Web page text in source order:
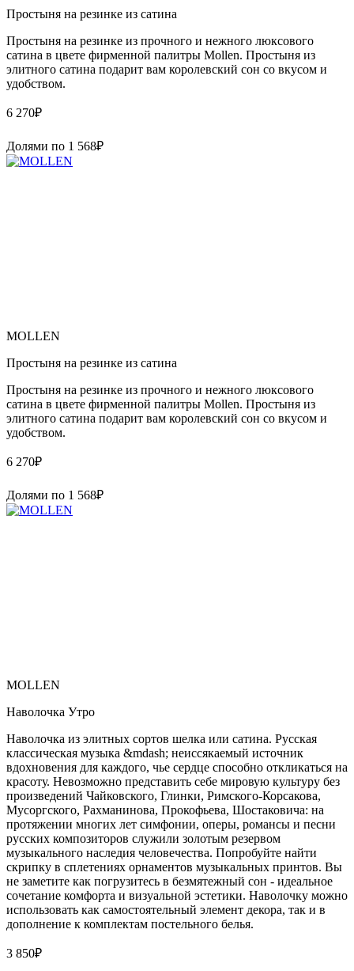
Простыня на резинке из сатина
Простыня на резинке из прочного и нежного люксового
сатина в цвете фирменной палитры Mollen. Простыня из
элитного сатина подарит вам королевский сон со вкусом и
удобством.
6 270₽
Долями по 1 568₽
MOLLEN
Простыня на резинке из сатина
Простыня на резинке из прочного и нежного люксового
сатина в цвете фирменной палитры Mollen. Простыня из
элитного сатина подарит вам королевский сон со вкусом и
удобством.
6 270₽
Долями по 1 568₽
MOLLEN
Наволочка Утро
Наволочка из элитных сортов шелка или сатина. Русская
классическая музыка &mdash; неиссякаемый источник
вдохновения для каждого, чье сердце способно откликаться на
красоту. Невозможно представить себе мировую культуру без
произведений Чайковского, Глинки, Римского-Корсакова,
Мусоргского, Рахманинова, Прокофьева, Шостаковича: на
протяжении многих лет симфонии, оперы, романсы и песни
русских композиторов служили золотым резервом
музыкального наследия человечества. Попробуйте найти
скрипку в сплетениях орнаментов музыкальных принтов. Вы
не заметите как погрузитесь в безмятежный сон - идеальное
сочетание комфорта и визуальной эстетики. Наволочку можно
использовать как самостоятельный элемент декора, так и в
дополнение к комплектам постельного белья.
3 850₽